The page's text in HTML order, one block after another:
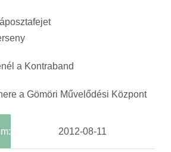
a Kontraband
a Gömöri Művelődési Központ
2012-08-11